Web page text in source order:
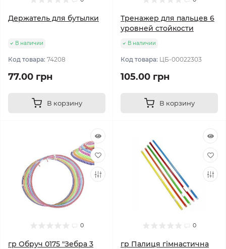
Держатель для бутылки
В наличии
Код товара: 74208
77.00 грн
В корзину
Тренажер для пальцев 6
уровней стойкости
В наличии
Код товара: ЦБ-00022303
105.00 грн
В корзину
0
гр Обруч 0175 "Зебра 3
0
гр Палиця гімнастична